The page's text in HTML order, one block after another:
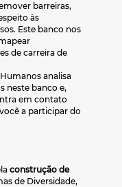
barreiras,
às
Este banco nos
de carreira de
analisa
neste banco e,
em contato
a participar do
construção de
de Diversidade,